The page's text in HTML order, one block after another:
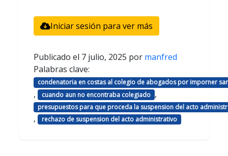
Iniciar sesión para ver más
Publicado el 7 julio, 2025 por manfred
Palabras clave:
condenatoria en costas al colegio de abogados por imporner
, cuando aun no encontraba colegiado ,
presupuestos para que proceda la suspension del acto
, rechazo de suspension del acto administrativo